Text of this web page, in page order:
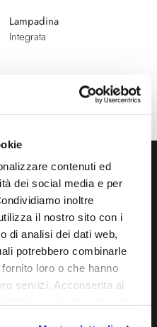
contenuti ed
dei social media e per
inoltre
il nostro sito con i
di analisi dei dati web,
potrebbero combinarle
loro o che hanno
servizi. Acconsenta ai
Lampadina
Integrata
Classe energetica
+ 39 039 9909099 oppure
WHATSAPP
MODULO CONTATTI